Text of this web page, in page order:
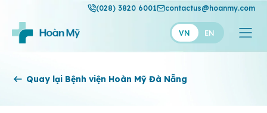
(028) 3820 6001 contactus@hoanmy.com
VN EN
Hoàn Mỹ
Quay lại Bệnh viện Hoàn Mỹ Đà Nẵng